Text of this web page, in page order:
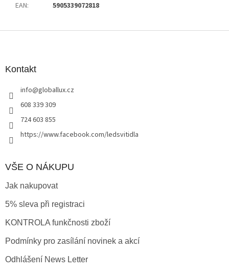
EAN: 5905339072818
Kontakt
info@globallux.cz
608 339 309
724 603 855
https://www.facebook.com/ledsvitidla
VŠE O NÁKUPU
Jak nakupovat
5% sleva při registraci
KONTROLA funkčnosti zboží
Podmínky pro zasílání novinek a akcí
Odhlášení News Letter